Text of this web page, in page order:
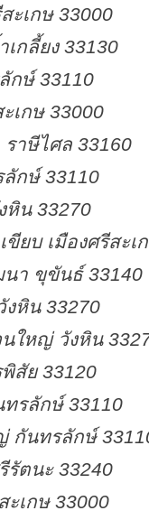
ะเกษ 33000
เกลี้ยง 33130
กษ์ 33110
เกษ 33000
าษีไศล 33160
กษ์ 33110
หิน 33270
ขียบ เมืองศรีสะเ
า ขุขันธ์ 33140
งหิน 33270
ใหญ่ วังหิน
สัย 33120
ทรลักษ์ 33110
กันทรลักษ์
รัตนะ 33240
ะเกษ 33000